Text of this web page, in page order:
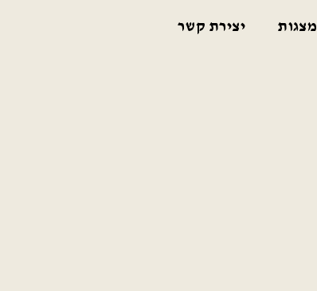
מצגות יצירת קשר